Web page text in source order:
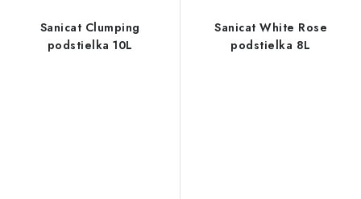
Sanicat Clumping
podstielka 10L
Sanicat White Rose
podstielka 8L